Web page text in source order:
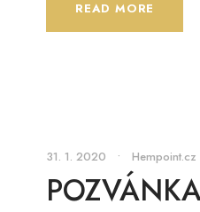
READ MORE
31. 1. 2020 • Hempoint.cz